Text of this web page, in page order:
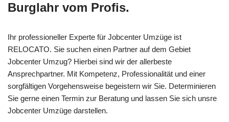
Burglahr vom Profis.
Ihr professioneller Experte für Jobcenter Umzüge ist
RELOCATO. Sie suchen einen Partner auf dem Gebiet
Jobcenter Umzug? Hierbei sind wir der allerbeste
Ansprechpartner. Mit Kompetenz, Professionalität und einer
sorgfältigen Vorgehensweise begeistern wir Sie. Determinieren
Sie gerne einen Termin zur Beratung und lassen Sie sich unsre
Jobcenter Umzüge darstellen.